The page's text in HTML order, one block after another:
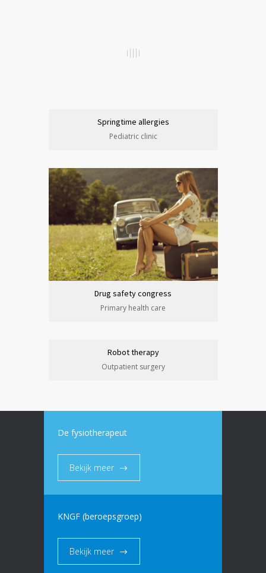
Springtime allergies
Pediatric clinic
Drug safety congress
Primary health care
Robot therapy
Outpatient surgery
De fysiotherapeut
Bekijk meer
KNGF (beroepsgroep)
Bekijk meer